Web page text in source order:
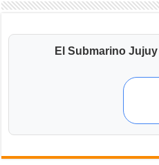
El Submarino Jujuy